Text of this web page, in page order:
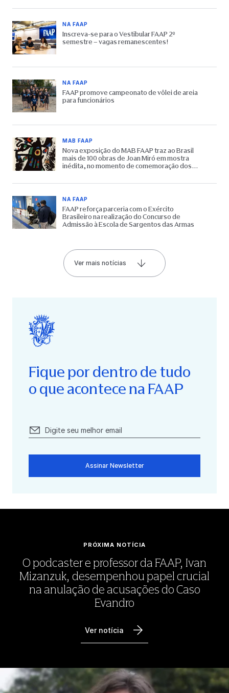
NA FAAP
Inscreva-se para o Vestibular FAAP 2º
semestre – vagas remanescentes!
NA FAAP
FAAP promove campeonato de vôlei de areia
para funcionários
MAB FAAP
Nova exposição do MAB FAAP traz ao Brasil
mais de 100 obras de Joan Miró em mostra
inédita, no momento de comemoração dos
NA FAAP
FAAP reforça parceria com o Exército
Brasileiro na realização do Concurso de
Admissão à Escola de Sargentos das Armas
Ver mais notícias
Fique por dentro de tudo
o que acontece na FAAP
Assinar Newsletter
PRÓXIMA NOTÍCIA
O podcaster e professor da FAAP, Ivan
Mizanzuk, desempenhou papel crucial
na anulação de acusações do Caso
Evandro
Ver notícia